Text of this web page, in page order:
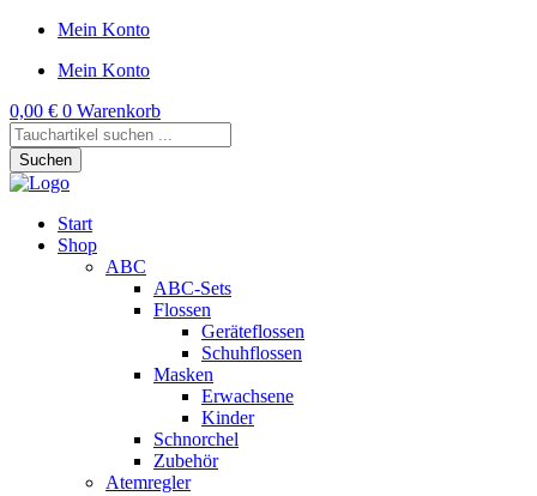
Mein Konto
Mein Konto
0,00 € 0 Warenkorb
Products
search
Suchen
Start
Shop
ABC
ABC-Sets
Flossen
Geräteflossen
Schuhflossen
Masken
Erwachsene
Kinder
Schnorchel
Zubehör
Atemregler